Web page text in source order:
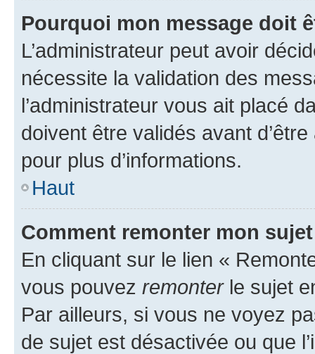
Pourquoi mon message doit
L’administrateur peut avoir
nécessite la validation des
l’administrateur vous ait placé
doivent être validés avant
pour plus d’informations.
Haut
Comment remonter mon
En cliquant sur le lien «
vous pouvez remonterle sujet
Par ailleurs, si vous ne voyez
de sujet est désactivée ou que